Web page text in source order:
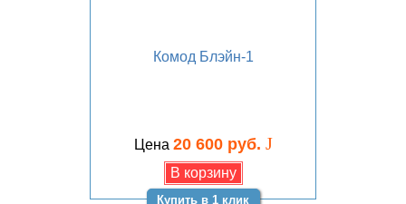
Комод Блэйн-1
Цена 20 600 руб. J
Купить в 1 клик